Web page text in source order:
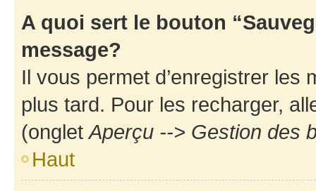
A quoi sert le bouton
message?
Il vous permet d’enregistrer
plus tard. Pour les recharger,
(ongletAperçu --> Gestion des
Haut